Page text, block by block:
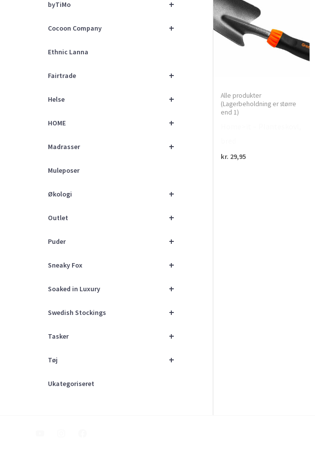
+
byTiMo
+
Cocoon Company
Ethnic Lanna
+
Fairtrade
+
Helse
+
HOME
+
Madrasser
Muleposer
+
Økologi
+
Outlet
+
Puder
+
Sneaky Fox
+
Soaked in Luxury
+
Swedish Stockings
+
Tasker
+
Tøj
Ukategoriseret
Alle produkter
(Lagerbeholdning er større
end 1)
kr. 29,95